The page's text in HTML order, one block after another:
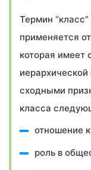
Термин
применяется
которая имеет
сходными
класса
отношение
роль в